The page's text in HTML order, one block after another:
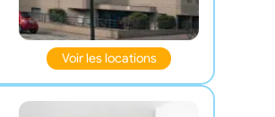
Voir les locations